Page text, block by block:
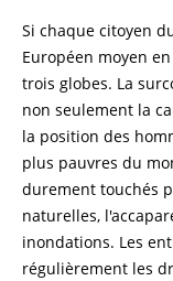
Si chaque citoyen
Européen moyen
trois globes. La
non seulement la
la position des
plus pauvres du
durement touchés
naturelles,
inondations. Les
régulièrement les